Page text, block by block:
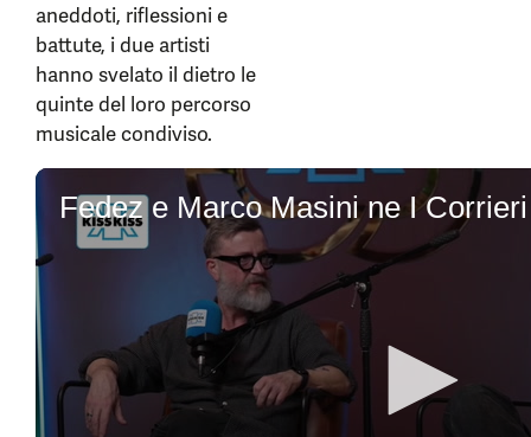
aneddoti, riflessioni e
battute, i due artisti
hanno svelato il dietro le
quinte del loro percorso
musicale condiviso.
Fedez e Marco Masini ne I
0
seconds
of
7
minutes,
54